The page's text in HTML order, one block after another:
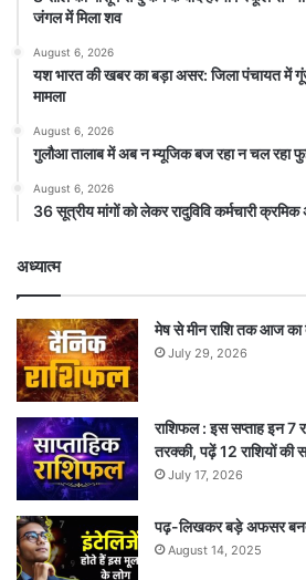
जंगल में मिला शव
August 6, 2026
यश भारत की खबर का बड़ा असर: जिला पंचायत में
मामला
August 6, 2026
गुलौआ तालाब में अब न म्यूजिक बज रहा न चल रहा
August 6, 2026
36 सूत्रीय मांगों को लेकर रादुविवि कर्मचारी
अध्यात्म
मेष से मीन राशि तक आज का
July 29, 2026
राशिफल : इस सप्ताह इन 7
तरक्की, पढ़ें 12 राशियों की
July 17, 2026
पढ़-लिखकर बड़े अफसर
August 14, 2025